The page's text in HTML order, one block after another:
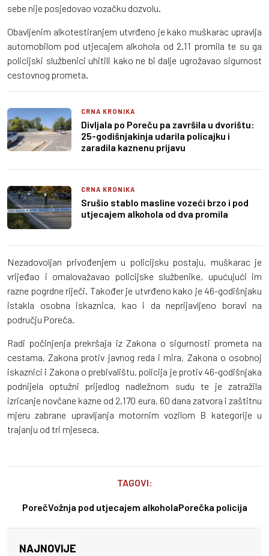
sebe nije posjedovao vozačku dozvolu.
Obavljenim alkotestiranjem utvrđeno je kako muškarac upravlja
automobilom pod utjecajem alkohola od 2.11 promila te su ga
policijski službenici uhitili kako ne bi dalje ugrožavao sigurnost
cestovnog prometa.
CRNA KRONIKA
Divljala po Poreču pa završila u dvorištu:
25-godišnjakinja udarila policajku i
zaradila kaznenu prijavu
CRNA KRONIKA
Srušio stablo masline vozeći brzo i pod
utjecajem alkohola od dva promila
Nezadovoljan privođenjem u policijsku postaju, muškarac je
vrijeđao i omalovažavao policijske službenike, upućujući im
razne pogrdne riječi. Također je utvrđeno kako je 46-godišnjaku
istakla osobna iskaznica, kao i da neprijavljeno boravi na
području Poreča.
Radi počinjenja prekršaja iz Zakona o sigurnosti prometa na
cestama, Zakona protiv javnog reda i mira, Zakona o osobnoj
iskaznici i Zakona o prebivalištu, policija je protiv 46-godišnjaka
podnijela optužni prijedlog nadležnom sudu te je zatražila
izricanje novčane kazne od 2.170 eura, 60 dana zatvora i zaštitnu
mjeru zabrane upravljanja motornim vozilom B kategorije u
trajanju od tri mjeseca.
TAGOVI:
PorečVožnja pod utjecajem alkoholaPorečka policija
NAJNOVIJE